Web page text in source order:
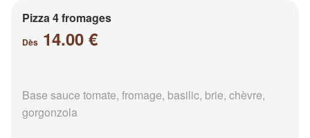
Pizza 4 fromages
Dès 14.00 €
Base sauce tomate, fromage, basilic, brie, chèvre,
gorgonzola